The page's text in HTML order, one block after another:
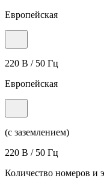
Европейская
220 В / 50 Гц
Европейская
(с заземлением)
220 В / 50 Гц
Количество номеров и